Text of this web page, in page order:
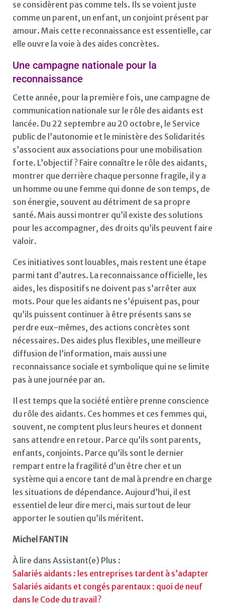
se considèrent pas comme tels. Ils se voient juste
comme un parent, un enfant, un conjoint présent par
amour. Mais cette reconnaissance est essentielle, car
elle ouvre la voie à des aides concrètes.
Une campagne nationale pour la
reconnaissance
Cette année, pour la première fois, une campagne de
communication nationale sur le rôle des aidants est
lancée. Du 22 septembre au 20 octobre, le Service
public de l’autonomie et le ministère des Solidarités
s’associent aux associations pour une mobilisation
forte. L’objectif ? Faire connaître le rôle des aidants,
montrer que derrière chaque personne fragile, il y a
un homme ou une femme qui donne de son temps, de
son énergie, souvent au détriment de sa propre
santé. Mais aussi montrer qu’il existe des solutions
pour les accompagner, des droits qu’ils peuvent faire
valoir.
Ces initiatives sont louables, mais restent une étape
parmi tant d’autres. La reconnaissance officielle, les
aides, les dispositifs ne doivent pas s’arrêter aux
mots. Pour que les aidants ne s’épuisent pas, pour
qu’ils puissent continuer à être présents sans se
perdre eux-mêmes, des actions concrètes sont
nécessaires. Des aides plus flexibles, une meilleure
diffusion de l’information, mais aussi une
reconnaissance sociale et symbolique qui ne se limite
pas à une journée par an.
Il est temps que la société entière prenne conscience
du rôle des aidants. Ces hommes et ces femmes qui,
souvent, ne comptent plus leurs heures et donnent
sans attendre en retour. Parce qu’ils sont parents,
enfants, conjoints. Parce qu’ils sont le dernier
rempart entre la fragilité d’un être cher et un
système qui a encore tant de mal à prendre en charge
les situations de dépendance. Aujourd’hui, il est
essentiel de leur dire merci, mais surtout de leur
apporter le soutien qu’ils méritent.
Michel FANTIN
À lire dans Assistant(e) Plus :
Salariés aidants : les entreprises tardent à s’adapter
Salariés aidants et congés parentaux : quoi de neuf
dans le Code du travail ?